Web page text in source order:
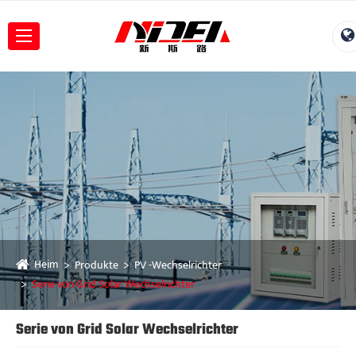
Heim Produkte
PV -Wechselrichter
Serie von Grid Solar Wechselrichter
Serie von Grid Solar Wechselrichter